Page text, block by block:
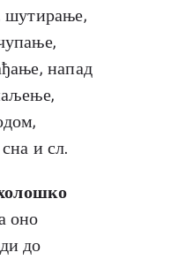
шутирање,
напад
и сл.
оно
до